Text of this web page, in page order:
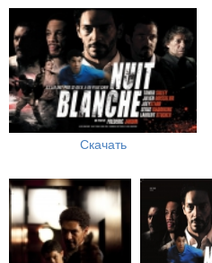
Скачать